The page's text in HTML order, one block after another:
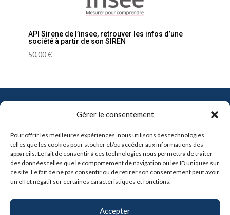
Gérer le consentement
Pour offrir les meilleures expériences, nous utilisons des technologies
telles que les cookies pour stocker et/ou accéder aux informations des
appareils. Le fait de consentir à ces technologies nous permettra de traiter
des données telles que le comportement de navigation ou les ID uniques sur
ce site. Le fait de ne pas consentir ou de retirer son consentement peut avoir
un effet négatif sur certaines caractéristiques et fonctions.
Accepter
API Sirene de l’insee, retrouver les infos d’une
société à partir de son SIREN
50,00€
info@pro-soft.fr
+33 6 81 21 41 91
